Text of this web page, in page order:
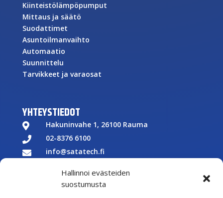
Hallinnoi evästeiden
suostumusta
Kiinteistölämpöpumput
Mittaus ja säätö
Suodattimet
Asuntoilmanvaihto
Automaatio
Suunnittelu
Tarvikkeet ja varaosat
YHTEYSTIEDOT
 Hakuninvahe 1, 26100 Rauma
 02-8376 6100
 info@satatech.fi
Y-tunnus: 2575266-3